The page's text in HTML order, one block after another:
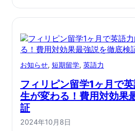
お知らせ, 短期留学, 英語力
フィリピン留学1ヶ月で
生が変わる！費用対効果
証
2024年10月8日